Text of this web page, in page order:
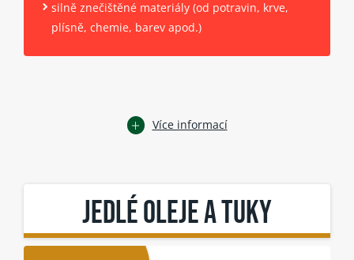
silně znečištěné materiály (od potravin, krve,
plísně, chemie, barev apod.)
Více informací
JEDLÉ OLEJE A TUKY